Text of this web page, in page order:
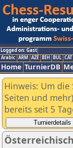
Logged on: Gast
Arabic ARM AZE BIH BUL CAT
Home TurnierDB
Hinweis: Um
Seiten und
bereits seit 5